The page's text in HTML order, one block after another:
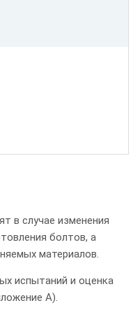
в случае изменения
болтов, а
материалов.
испытаний и оценка
А).